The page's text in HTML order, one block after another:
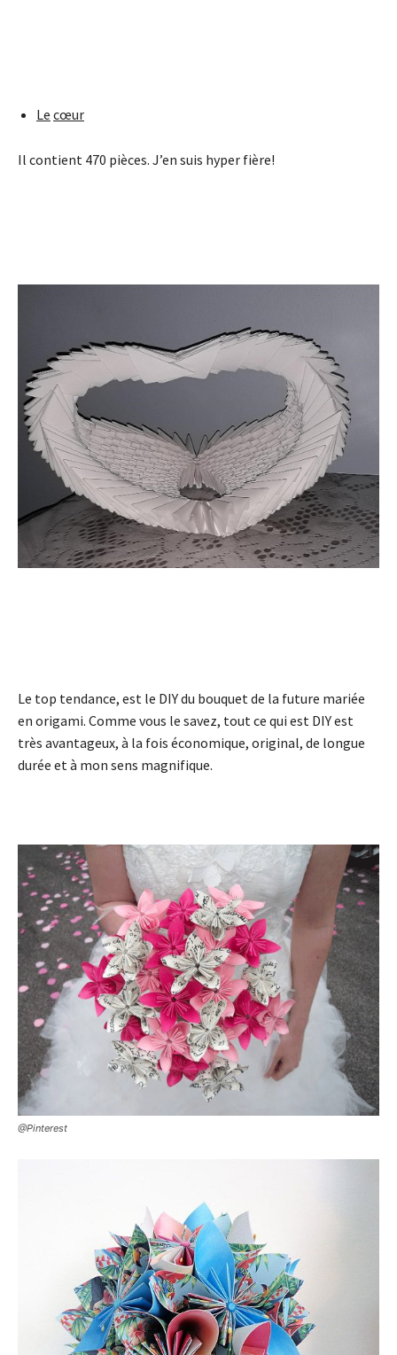
Le cœur
Il contient 470 pièces. J’en suis hyper fière!
Le top tendance, est le DIY du bouquet de la future mariée
en origami. Comme vous le savez, tout ce qui est DIY est
très avantageux, à la fois économique, original, de longue
durée et à mon sens magnifique.
@Pinterest